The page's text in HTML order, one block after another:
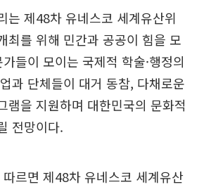
는 제48차 유네스코 세계유산위
최를 위해 민간과 공공이 힘을 모
들이 모이는 국제적 학술·행정의
과 단체들이 대거 동참, 다채로운
램을 지원하며 대한민국의 문화적
전망이다.
르면 제48차 유네스코 세계유산